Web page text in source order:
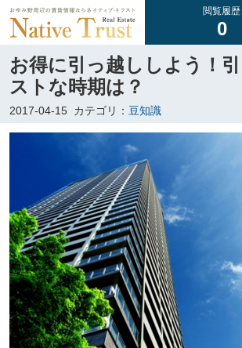
閲覧履歴
0
お得に引っ越ししよう！
ストな時期は？
2017-04-15 カテゴリ： 豆知識